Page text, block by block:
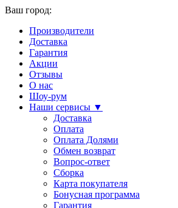
Ваш город:
Производители
Доставка
Гарантия
Акции
Отзывы
О нас
Шоу-рум
Наши сервисы ▼
Доставка
Оплата
Оплата Долями
Обмен возврат
Вопрос-ответ
Сборка
Карта покупателя
Бонусная программа
Гарантия